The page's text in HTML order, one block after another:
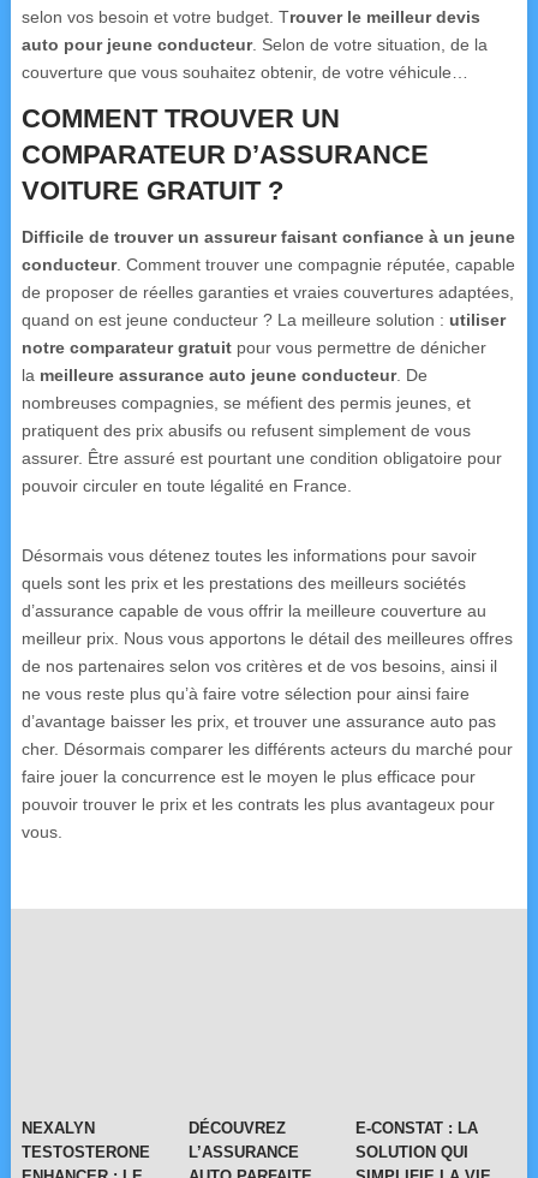
selon vos besoin et votre budget. Trouver le meilleur devis
auto pour jeune conducteur. Selon de votre situation, de la
couverture que vous souhaitez obtenir, de votre véhicule…
COMMENT TROUVER UN
COMPARATEUR D’ASSURANCE
VOITURE GRATUIT ?
Difficile de trouver un assureur faisant confiance à un jeune
conducteur. Comment trouver une compagnie réputée, capable
de proposer de réelles garanties et vraies couvertures adaptées,
quand on est jeune conducteur ? La meilleure solution : utiliser
notre comparateur gratuitpour vous permettre de dénicher
la meilleure assurance auto jeune conducteur. De
nombreuses compagnies, se méfient des permis jeunes, et
pratiquent des prix abusifs ou refusent simplement de vous
assurer. Être assuré est pourtant une condition obligatoire pour
pouvoir circuler en toute légalité en France.
Désormais vous détenez toutes les informations pour savoir
quels sont les prix et les prestations des meilleurs sociétés
d’assurance capable de vous offrir la meilleure couverture au
meilleur prix. Nous vous apportons le détail des meilleures offres
de nos partenaires selon vos critères et de vos besoins, ainsi il
ne vous reste plus qu’à faire votre sélection pour ainsi faire
d’avantage baisser les prix, et trouver une assurance auto pas
cher. Désormais comparer les différents acteurs du marché pour
faire jouer la concurrence est le moyen le plus efficace pour
pouvoir trouver le prix et les contrats les plus avantageux pour
vous.
NEXALYN
TESTOSTERONE
DÉCOUVREZ
L’ASSURANCE
E-CONSTAT : LA
SOLUTION QUI